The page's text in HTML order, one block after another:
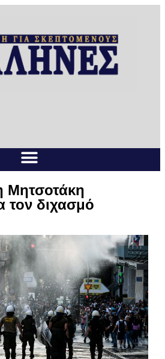
Μητσοτάκη
τον διχασμό